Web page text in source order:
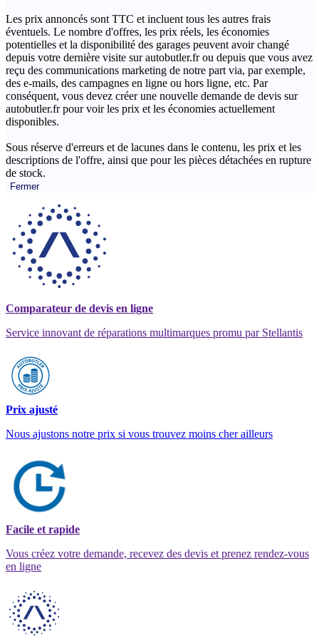
Les prix annoncés sont TTC et incluent tous les autres frais
éventuels. Le nombre d'offres, les prix réels, les économies
potentielles et la disponibilité des garages peuvent avoir changé
depuis votre dernière visite sur autobutler.fr ou depuis que vous avez
reçu des communications marketing de notre part via, par exemple,
des e-mails, des campagnes en ligne ou hors ligne, etc. Par
conséquent, vous devez créer une nouvelle demande de devis sur
autobutler.fr pour voir les prix et les économies actuellement
disponibles.
Sous réserve d'erreurs et de lacunes dans le contenu, les prix et les
descriptions de l'offre, ainsi que pour les pièces détachées en rupture
de stock.
Fermer
Comparateur de devis en ligne
Service innovant de réparations multimarques promu par Stellantis
Prix ajusté
Nous ajustons notre prix si vous trouvez moins cher ailleurs
Facile et rapide
Vous créez votre demande, recevez des devis et prenez rendez-vous
en ligne